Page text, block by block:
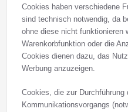
Cookies haben verschiedene
sind technisch notwendig, da
ohne diese nicht funktionieren
Warenkorbfunktion oder die
Cookies dienen dazu, das
Werbung anzuzeigen.
Cookies, die zur Durchführung
Kommunikationsvorgangs